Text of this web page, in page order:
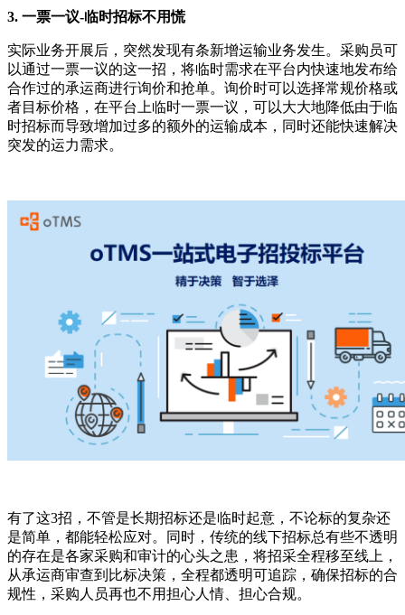
3. 一票一议-临时招标不用慌
实际业务开展后，突然发现有条新增运输业务发生。采购员可
以通过一票一议的这一招，将临时需求在平台内快速地发布给
合作过的承运商进行询价和抢单。询价时可以选择常规价格或
者目标价格，在平台上临时一票一议，可以大大地降低由于临
时招标而导致增加过多的额外的运输成本，同时还能快速解决
突发的运力需求。
有了这3招，不管是长期招标还是临时起意，不论标的复杂还
是简单，都能轻松应对。同时，传统的线下招标总有些不透明
的存在是各家采购和审计的心头之患，将招采全程移至线上，
从承运商审查到比标决策，全程都透明可追踪，确保招标的合
规性，采购人员再也不用担心人情、担心合规。